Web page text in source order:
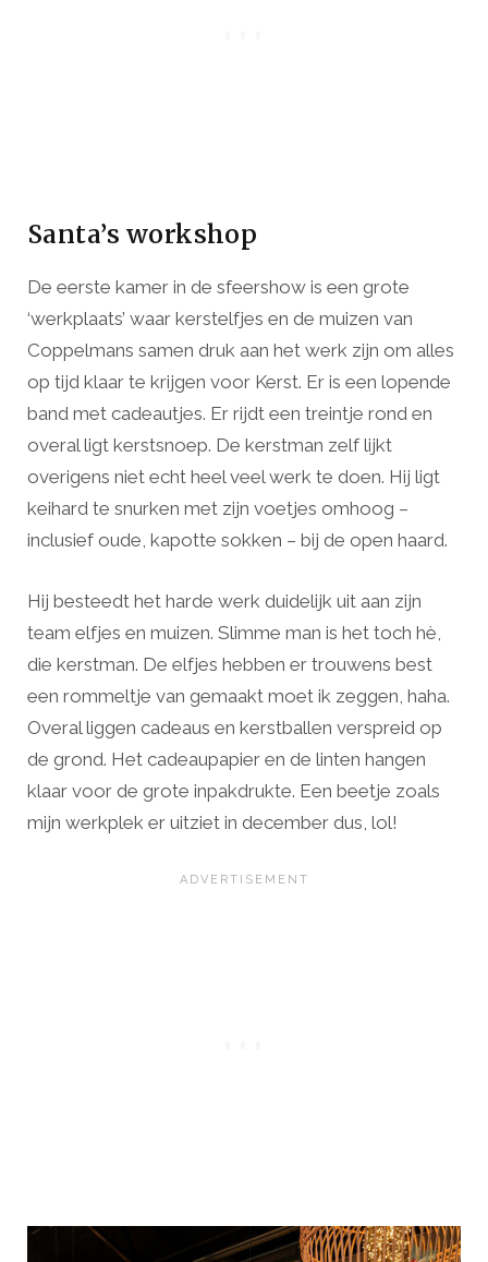
Santa’s workshop
De eerste kamer in de sfeershow is een grote
‘werkplaats’ waar kerstelfjes en de muizen van
Coppelmans samen druk aan het werk zijn om alles
op tijd klaar te krijgen voor Kerst. Er is een lopende
band met cadeautjes. Er rijdt een treintje rond en
overal ligt kerstsnoep. De kerstman zelf lijkt
overigens niet echt heel veel werk te doen. Hij ligt
keihard te snurken met zijn voetjes omhoog –
inclusief oude, kapotte sokken – bij de open haard.
Hij besteedt het harde werk duidelijk uit aan zijn
team elfjes en muizen. Slimme man is het toch hè,
die kerstman. De elfjes hebben er trouwens best
een rommeltje van gemaakt moet ik zeggen, haha.
Overal liggen cadeaus en kerstballen verspreid op
de grond. Het cadeaupapier en de linten hangen
klaar voor de grote inpakdrukte. Een beetje zoals
mijn werkplek er uitziet in december dus, lol!